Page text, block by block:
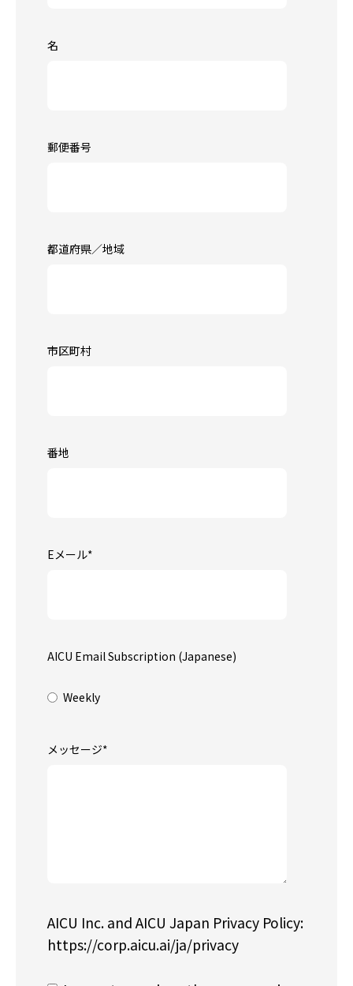
名
郵便番号
都道府県／地域
市区町村
番地
Eメール*
AICU Email Subscription (Japanese)
Weekly
メッセージ*
AICU Inc. and AICU Japan Privacy Policy:
https://corp.aicu.ai/ja/privacy